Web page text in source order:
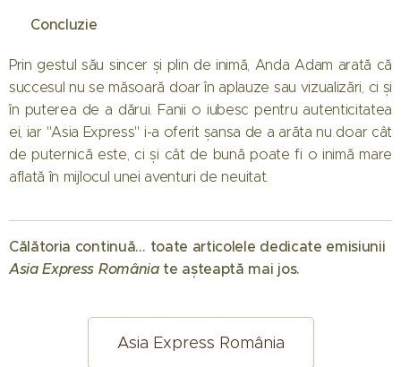
📰 Concluzie
Prin gestul său sincer și plin de inimă, Anda Adam arată că
succesul nu se măsoară doar în aplauze sau vizualizări, ci și
în puterea de a dărui. Fanii o iubesc pentru autenticitatea
ei, iar "Asia Express" i-a oferit șansa de a arăta nu doar cât
de puternică este, ci și cât de bună poate fi o inimă mare
aflată în mijlocul unei aventuri de neuitat.
Călătoria continuă… toate articolele dedicate emisiunii
Asia Express Româniate așteaptă mai jos. 🌏
Asia Express România
au văzut
aproape 2
luni și s-au
remarcat în
ultimele zile
din
- Finala
Asia
Express
declanșează
🏆
Declarațiile
emoționante
ale
câștigătorilor
Express
2025! Gabi
Tamaș și
"Cel mai
mare
locul 2 la
Asia
Express
2025!
Alexandru
Ion: "Am
pierdut
am
12.11.2025
Alexandru
Ion –
Gabi
12.11.2025
Negru,
emoționată
08.11.2025